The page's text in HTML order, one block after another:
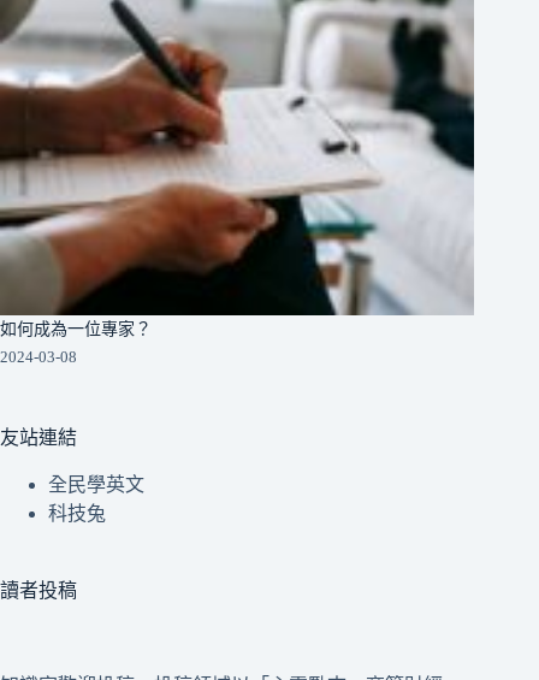
如何成為一位專家？
2024-03-08
友站連結
全民學英文
科技兔
讀者投稿